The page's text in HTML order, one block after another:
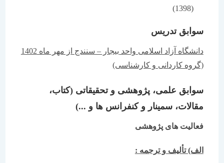
سوابق تدریس
دانشگاه آزاد اسلامی واحد بیجار – سنندج از مهر ماه 1402
(گروه کاردانی و کارشناسی)
سوابق علمی، پژوهشی و تحقیقاتی (کتاب،
مقالات، سمینار و کنفرانس ها و ...)
فعالیت های پژوهشی
الف) تألیف و ترجمه :